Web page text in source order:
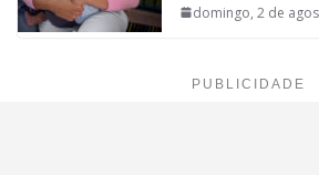
domingo, 2 de
PUBLICIDADE